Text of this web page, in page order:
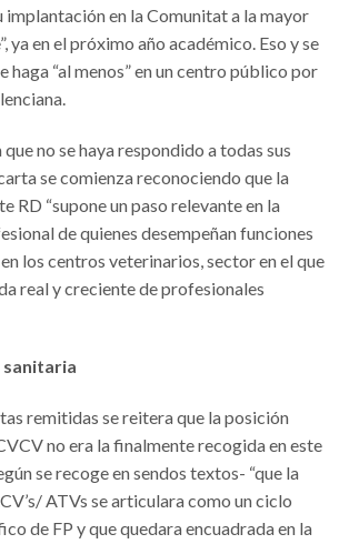
implantación en la Comunitat a la mayor
ya en el próximo año académico. Eso y se
haga “al menos” en un centro público por
no se haya respondido a todas sus
se comienza reconociendo que la
RD “supone un paso relevante en la
de quienes desempeñan funciones
los centros veterinarios, sector en el que
real y creciente de profesionales
sanitaria
remitidas se reitera que la posición
no era la finalmente recogida en este
se recoge en sendos textos- “que la
ATVs se articulara como un ciclo
de FP y que quedara encuadrada en la